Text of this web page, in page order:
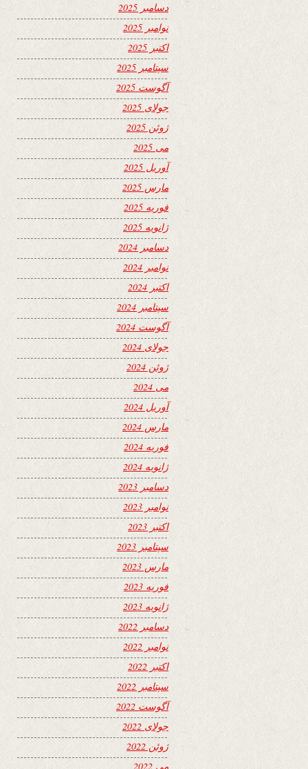
دسامبر 2025
نوامبر 2025
اکتبر 2025
سپتامبر 2025
آگوست 2025
جولای 2025
ژوئن 2025
می 2025
آوریل 2025
مارس 2025
فوریه 2025
ژانویه 2025
دسامبر 2024
نوامبر 2024
اکتبر 2024
سپتامبر 2024
آگوست 2024
جولای 2024
ژوئن 2024
می 2024
آوریل 2024
مارس 2024
فوریه 2024
ژانویه 2024
دسامبر 2023
نوامبر 2023
اکتبر 2023
سپتامبر 2023
مارس 2023
فوریه 2023
ژانویه 2023
دسامبر 2022
نوامبر 2022
اکتبر 2022
سپتامبر 2022
آگوست 2022
جولای 2022
ژوئن 2022
می 2022